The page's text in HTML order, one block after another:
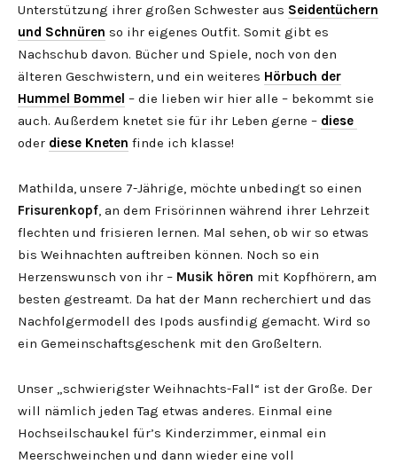
Unterstützung ihrer großen Schwester aus Seidentüchern
und Schnüren so ihr eigenes Outfit. Somit gibt es
Nachschub davon. Bücher und Spiele, noch von den
älteren Geschwistern, und ein weiteres Hörbuch der
Hummel Bommel – die lieben wir hier alle – bekommt sie
auch. Außerdem knetet sie für ihr Leben gerne – diese
oder diese Kneten finde ich klasse!
Mathilda, unsere 7-Jährige, möchte unbedingt so einen
Frisurenkopf, an dem Frisörinnen während ihrer Lehrzeit
flechten und frisieren lernen. Mal sehen, ob wir so etwas
bis Weihnachten auftreiben können. Noch so ein
Herzenswunsch von ihr – Musik hören mit Kopfhörern, am
besten gestreamt. Da hat der Mann recherchiert und das
Nachfolgermodell des Ipods ausfindig gemacht. Wird so
ein Gemeinschaftsgeschenk mit den Großeltern.
Unser „schwierigster Weihnachts-Fall“ ist der Große. Der
will nämlich jeden Tag etwas anderes. Einmal eine
Hochseilschaukel für’s Kinderzimmer, einmal ein
Meerschweinchen und dann wieder eine voll